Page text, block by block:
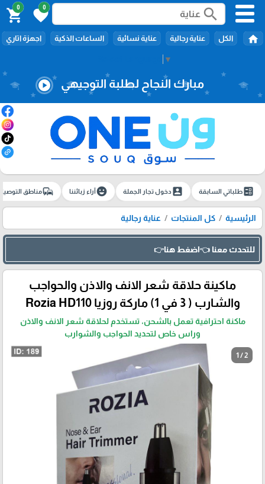
▼
search
0
favorite
0
shopping_cart
home الكل عناية رجالية عناية نسائية الساعات الذكية اجهزة اتاري
مبارك النجاح لطلبة التوجيهي play_circle
ballotطلباتي السابقة account_boxدخول تجار الجملة emoji_emotionsآراء زبائننا commuteمناطق
الرئيسية كل المنتجات عناية رجالية
للتحدث معنا 👈اضغط هنا👉
ماكينة حلاقة شعر الانف والاذن والحواجب
والشارب ( 3 في 1) ماركة روزيا Rozia HD110
ماكنة احترافية تعمل بالشحن، تستخدم لحلاقة شعر الانف والاذن
وراس خاص لتحديد الحواجب والشوارب
1 / 2